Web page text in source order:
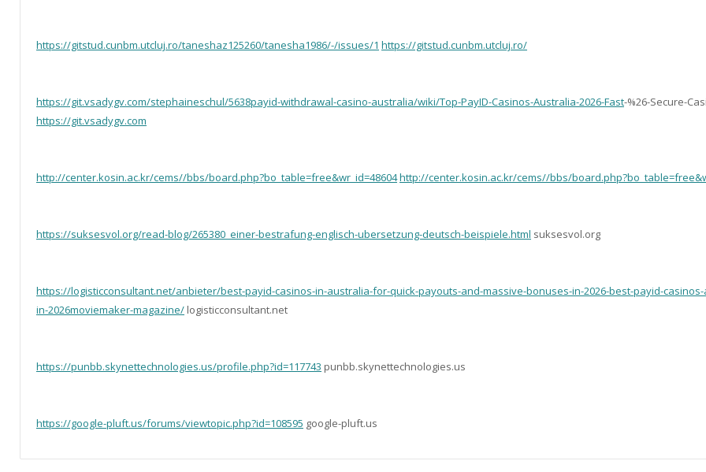
https://gitstud.cunbm.utcluj.ro/taneshaz125260/tanesha1986/-/issues/1 https://gitstud.cunbm.utcluj.ro/
https://git.vsadygv.com/stephaineschul/5638payid-withdrawal-casino-australia/wiki/Top-PayID-Casinos-Australia-2026-Fast-%26-Secure-
https://git.vsadygv.com
http://center.kosin.ac.kr/cems//bbs/board.php?bo_table=free&wr_id=48604http://center.kosin.ac.kr/cems//bbs/
https://suksesvol.org/read-blog/265380_einer-bestrafung-englisch-ubersetzung-deutsch-beispiele.html suksesvol.org
https://logisticconsultant.net/anbieter/best-payid-casinos-in-australia-for-quick-payouts-and-massive-bonuses-in-2026-best-payid-
in-2026moviemaker-magazine/ logisticconsultant.net
https://punbb.skynettechnologies.us/profile.php?id=117743 punbb.skynettechnologies.us
https://google-pluft.us/forums/viewtopic.php?id=108595 google-pluft.us